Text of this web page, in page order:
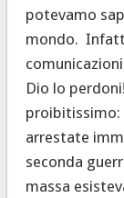
potevamo
mondo.
Dio lo
proibitissimo:
arrestate
seconda
massa